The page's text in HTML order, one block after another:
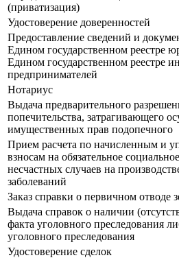
(приватизация)
Удостоверение доверенностей
Предоставление сведений и
Едином государственном реестре
Едином государственном реестре
предпринимателей
Нотариус
Выдача предварительного
попечительства, затрагивающего
имущественных прав подопечного
Прием расчета по начисленным и
взносам на обязательное
несчастных случаев на
заболеваний
Заказ справки о первичном отводе
Выдача справок о наличии
факта уголовного преследования
уголовного преследования
Удостоверение сделок